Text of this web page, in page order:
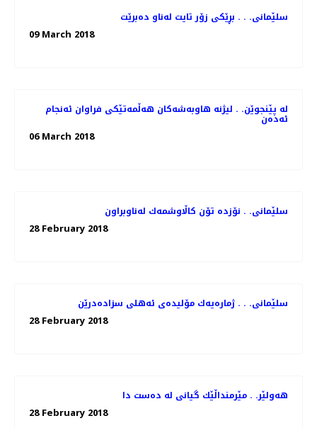
سلێمانی. . . بڕێكی زۆر تایت له‌ناو ده‌برێت
09 March 2018
له‌ پێنجوێن. . لیژنه‌ هاوبه‌شه‌كان هه‌ڵمه‌تێكی فراوان ئه‌نجام
ئه‌ده‌ن
06 March 2018
سلێمانی. . نۆزده‌ تۆن كاڵاوشمه‌ك له‌ناوبراون
28 February 2018
سلێمانی. . . ژماره‌یه‌ك مۆلیده‌ی ئه‌هلی سزاده‌درێن
28 February 2018
هەولێر. . مێرمنداڵێك گیانی لە دەست دا
28 February 2018